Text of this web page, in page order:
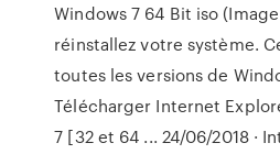
Windows 7 64 Bit iso
réinstallez votre système.
toutes les versions de
Télécharger Internet
7 [32 et 64 ... 24/06/2018 ·